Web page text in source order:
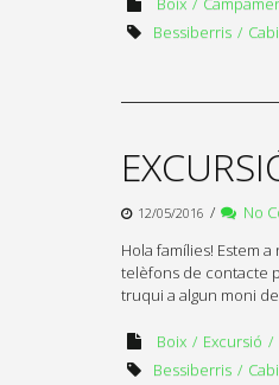
Bessiberris
12/05/2016 /
No
Hola famílies! Estem
telèfons de contacte
truqui a algun moni
Boix Excursió
Bessiberris